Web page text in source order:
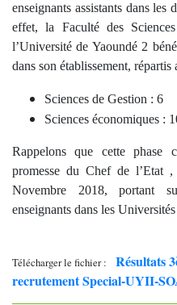
enseignants assistants dans les
effet, la Faculté des
l’Université de Yaoundé 2
dans son établissement, répartis
Sciences de Gestion : 6
Sciences économiques :
Rappelons que cette phase
promesse du Chef de
Novembre 2018, portant
enseignants dans les Universités
Télécharger le fichier :
Résultats
recrutement Special-UYII-